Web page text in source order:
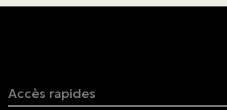
Accès rapides